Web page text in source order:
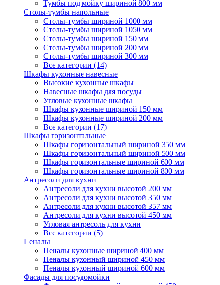
Тумбы под мойку шириной 800 мм
Столы-тумбы напольные
Столы-тумбы шириной 1000 мм
Столы-тумбы шириной 1050 мм
Столы-тумбы шириной 150 мм
Столы-тумбы шириной 200 мм
Столы-тумбы шириной 300 мм
Все категории (14)
Шкафы кухонные навесные
Высокие кухонные шкафы
Навесные шкафы для посуды
Угловые кухонные шкафы
Шкафы кухонные шириной 150 мм
Шкафы кухонные шириной 200 мм
Все категории (17)
Шкафы горизонтальные
Шкафы горизонтальный шириной 350 мм
Шкафы горизонтальный шириной 500 мм
Шкафы горизонтальные шириной 600 мм
Шкафы горизонтальные шириной 800 мм
Антресоли для кухни
Антресоли для кухни высотой 200 мм
Антресоли для кухни высотой 350 мм
Антресоли для кухни высотой 357 мм
Антресоли для кухни высотой 450 мм
Угловая антресоль для кухни
Все категории (5)
Пеналы
Пеналы кухонные шириной 400 мм
Пеналы кухонный шириной 450 мм
Пеналы кухонный шириной 600 мм
Фасады для посудомойки